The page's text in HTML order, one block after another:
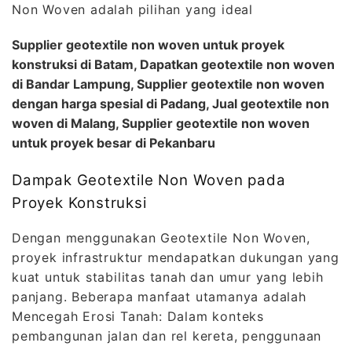
Non Woven adalah pilihan yang ideal
Supplier geotextile non woven untuk proyek
konstruksi di Batam, Dapatkan geotextile non woven
di Bandar Lampung, Supplier geotextile non woven
dengan harga spesial di Padang, Jual geotextile non
woven di Malang, Supplier geotextile non woven
untuk proyek besar di Pekanbaru
Dampak Geotextile Non Woven pada
Proyek Konstruksi
Dengan menggunakan Geotextile Non Woven,
proyek infrastruktur mendapatkan dukungan yang
kuat untuk stabilitas tanah dan umur yang lebih
panjang. Beberapa manfaat utamanya adalah
Mencegah Erosi Tanah: Dalam konteks
pembangunan jalan dan rel kereta, penggunaan